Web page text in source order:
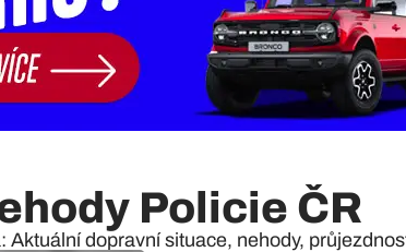
Policie ČR
Aktuální dopravní situace, nehody,